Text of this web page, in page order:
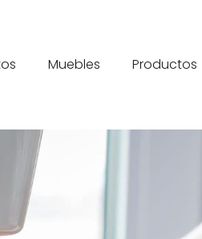
Muebles Productos